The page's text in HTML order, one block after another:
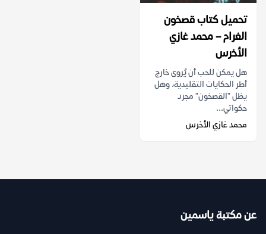
تحميل كتاب قصخون
الغرام – محمد غازي
الأخرس
هل يمكن للحب أن يُروى خارج
أطر الحكايات التقليدية، وهل
يظل "القصخون" مجرد
حكواتي...
محمد غازي الأخرس
عن مكتبة ياسمين